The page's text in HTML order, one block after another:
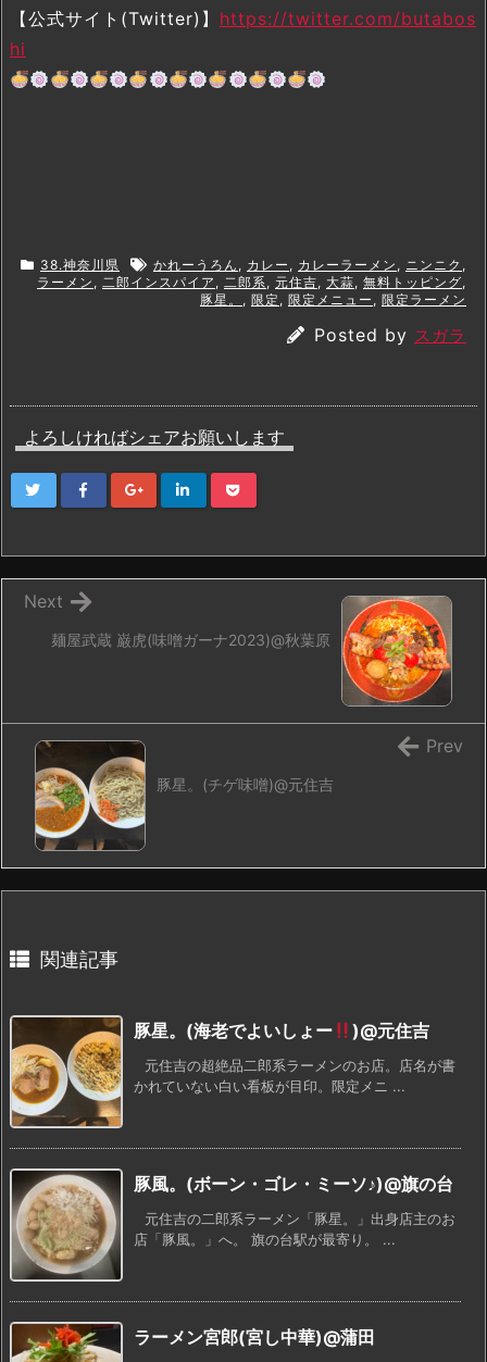
【公式サイト(Twitter)】 https://twitter.com/butabos
hi
38.神奈川県 かれーうろん , カレー , カレーラーメン , ニンニク ,
ラーメン , 二郎インスパイア , 二郎系, 元住吉, 大蒜, 無料トッピング,
豚星。 , 限定 , 限定メニュー , 限定ラーメン
Posted by スガラ
よろしければシェアお願いします
麺屋武蔵 巌虎(味噌ガーナ2023)@秋葉原
Next
豚星。(チゲ味噌)@元住吉
Prev
関連記事
豚星。(海老でよいしょー )@元住吉
元住吉の超絶品二郎系ラーメンのお店。店名が書
かれていない白い看板が目印。限定メニ ...
豚風。(ボーン・ゴレ・ミーソ♪)@旗の台
元住吉の二郎系ラーメン「豚星。」出身店主のお
店「豚風。」へ。 旗の台駅が最寄り。 ...
ラーメン宮郎(宮し中華)@蒲田